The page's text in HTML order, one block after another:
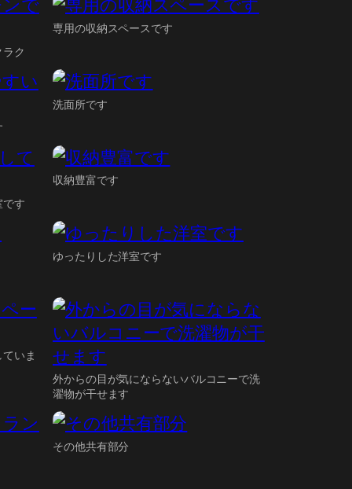
ク
専用の収納スペースです
洗面所です
です
収納豊富です
ゆったりした洋室です
いま
外からの目が気にならないバルコニーで洗
濯物が干せます
その他共有部分